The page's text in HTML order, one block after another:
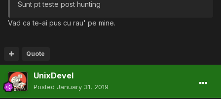
Sunt pt teste post hunting
Vad ca te-ai pus cu rau' pe mine.
Quote
UnixDevel
Posted January 31, 2019